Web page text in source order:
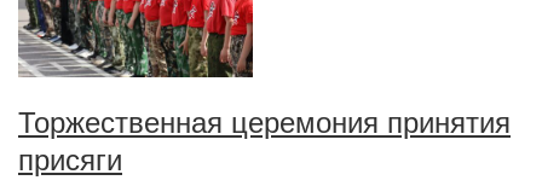
Торжественная церемония принятия
присяги